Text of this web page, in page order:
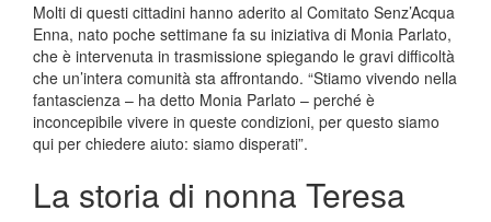
Molti di questi cittadini hanno aderito al Comitato Senz’Acqua
Enna, nato poche settimane fa su iniziativa di Monia Parlato,
che è intervenuta in trasmissione spiegando le gravi difficoltà
che un’intera comunità sta affrontando. “Stiamo vivendo nella
fantascienza – ha detto Monia Parlato – perché è
inconcepibile vivere in queste condizioni, per questo siamo
qui per chiedere aiuto: siamo disperati”.
La storia di nonna Teresa